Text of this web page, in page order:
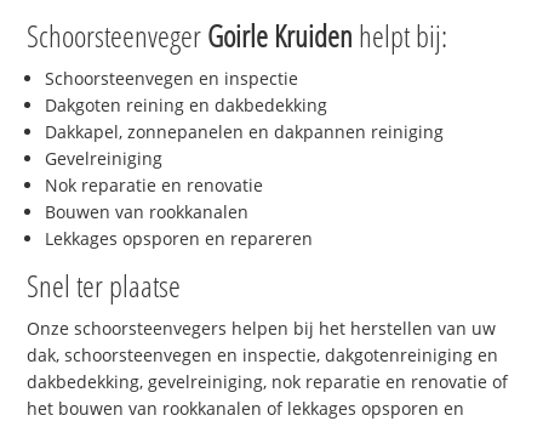
SchoorsteenvegerGoirle Kruiden helpt bij:
Schoorsteenvegen en inspectie
Dakgoten reining en dakbedekking
Dakkapel, zonnepanelen en dakpannen reiniging
Gevelreiniging
Nok reparatie en renovatie
Bouwen van rookkanalen
Lekkages opsporen en repareren
Snel ter plaatse
Onze schoorsteenvegers helpen bij het herstellen van uw
dak, schoorsteenvegen en inspectie, dakgotenreiniging en
dakbedekking, gevelreiniging, nok reparatie en renovatie of
het bouwen van rookkanalen of lekkages opsporen en